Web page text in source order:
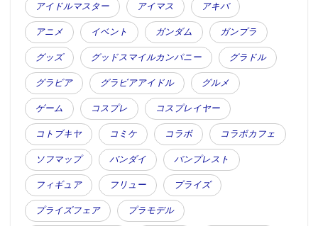
アイドルマスター アイマス アキバ
アニメ イベント ガンダム ガンプラ
グッズ グッドスマイルカンパニー グラドル
グラビア グラビアアイドル グルメ
ゲーム コスプレ コスプレイヤー
コトブキヤ コミケ コラボ コラボカフェ
ソフマップ バンダイ バンプレスト
フィギュア フリュー プライズ
プライズフェア プラモデル